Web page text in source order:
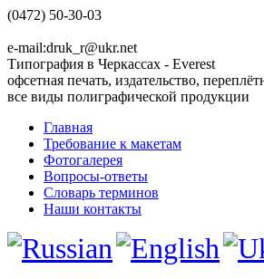
(0472) 50-30-03
e-mail:druk_r@ukr.net
Типография в Черкассах - Everest
офсетная печать, издательство,
все виды полиграфической продукции
Главная
Требование к макетам
Фотогалерея
Вопросы-ответы
Словарь терминов
Наши контакты